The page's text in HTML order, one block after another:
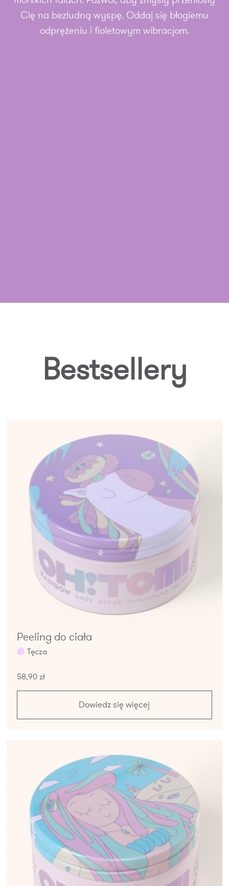
Cię na bezludną wyspę. Oddaj się błogiemu
odprężeniu i fioletowym wibracjom.
Bestsellery
Peeling do ciała
Tęcza
58,90 zł
Dowiedz się więcej